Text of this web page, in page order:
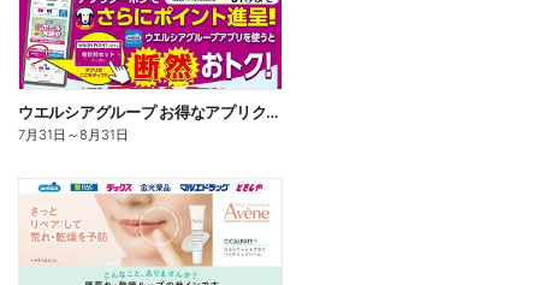
ウエルシアグループ お得なアプリクーポン
7月31日 ～8月31日